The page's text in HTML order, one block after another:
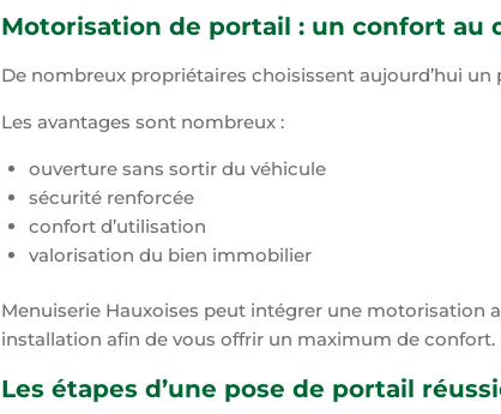
Motorisation de portail : un confort au
De nombreux propriétaires choisissent aujourd’hui
Les avantages sont nombreux :
ouverture sans sortir du véhicule
sécurité renforcée
confort d’utilisation
valorisation du bien immobilier
Menuiserie Hauxoises peut intégrer une motorisation
installation afin de vous offrir un maximum de confort.
Les étapes d’une pose de portail